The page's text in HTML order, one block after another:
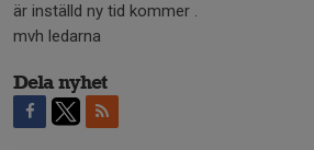
är inställd ny tid kommer .
mvh ledarna
Dela nyhet